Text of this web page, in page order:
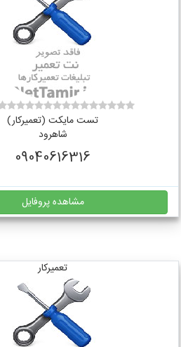
تست مایکت (تعمیرکار)
شاهرود
09040616316
مشاهده پروفایل
تعمیرکار